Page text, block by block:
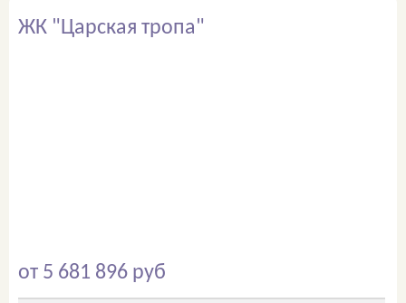
аренда
ЖК "Царская тропа"
от 5 681 896 руб